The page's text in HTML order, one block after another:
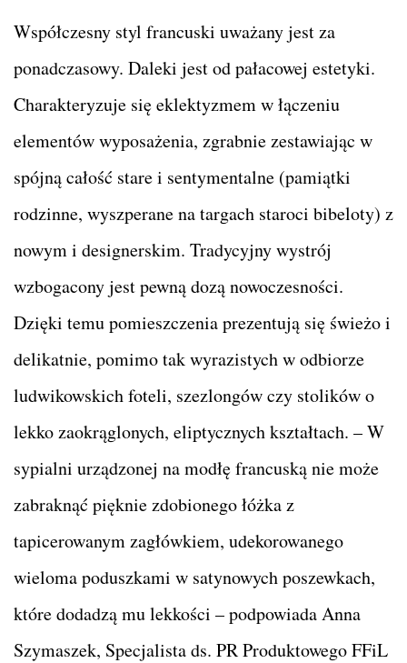
Współczesny styl francuski uważany jest za
ponadczasowy. Daleki jest od pałacowej estetyki.
Charakteryzuje się eklektyzmem w łączeniu
elementów wyposażenia, zgrabnie zestawiając w
spójną całość stare i sentymentalne (pamiątki
rodzinne, wyszperane na targach staroci bibeloty) z
nowym i designerskim. Tradycyjny wystrój
wzbogacony jest pewną dozą nowoczesności.
Dzięki temu pomieszczenia prezentują się świeżo i
delikatnie, pomimo tak wyrazistych w odbiorze
ludwikowskich foteli, szezlongów czy stolików o
lekko zaokrąglonych, eliptycznych kształtach. – W
sypialni urządzonej na modłę francuską nie może
zabraknąć pięknie zdobionego łóżka z
tapicerowanym zagłówkiem, udekorowanego
wieloma poduszkami w satynowych poszewkach,
które dodadzą mu lekkości – podpowiada Anna
Szymaszek, Specjalista ds. PR Produktowego FFiL